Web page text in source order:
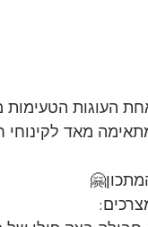
העוגות
מאד לקינוחי